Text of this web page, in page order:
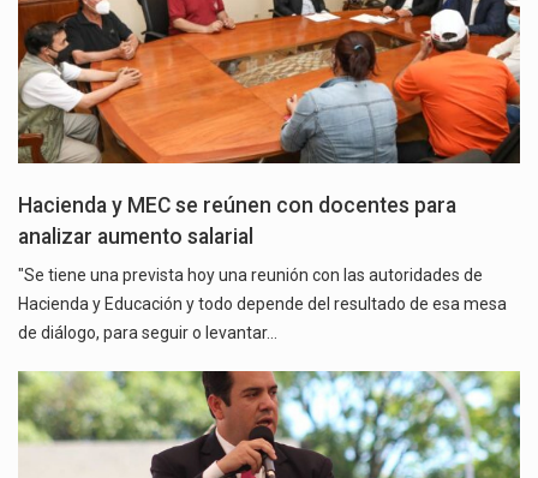
Hacienda y MEC se reúnen con docentes para
analizar aumento salarial
"Se tiene una prevista hoy una reunión con las autoridades de
Hacienda y Educación y todo depende del resultado de esa mesa
de diálogo, para seguir o levantar…